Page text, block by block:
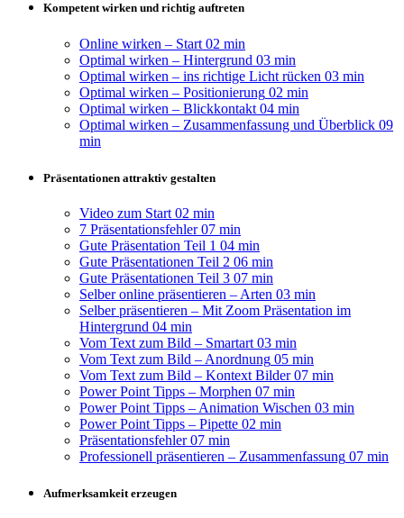
Kompetent wirken und richtig auftreten
Online wirken – Start 02 min
Optimal wirken – Hintergrund 03 min
Optimal wirken – ins richtige Licht rücken 03 min
Optimal wirken – Positionierung 02 min
Optimal wirken – Blickkontakt 04 min
Optimal wirken – Zusammenfassung und Überblick 09
min
Präsentationen attraktiv gestalten
Video zum Start 02 min
7 Präsentationsfehler 07 min
Gute Präsentation Teil 1 04 min
Gute Präsentationen Teil 2 06 min
Gute Präsentationen Teil 3 07 min
Selber online präsentieren – Arten 03 min
Selber präsentieren – Mit Zoom Präsentation im
Hintergrund 04 min
Vom Text zum Bild – Smartart 03 min
Vom Text zum Bild – Anordnung 05 min
Vom Text zum Bild – Kontext Bilder 07 min
Power Point Tipps – Morphen 07 min
Power Point Tipps – Animation Wischen 03 min
Power Point Tipps – Pipette 02 min
Präsentationsfehler 07 min
Professionell präsentieren – Zusammenfassung 07 min
Aufmerksamkeit erzeugen